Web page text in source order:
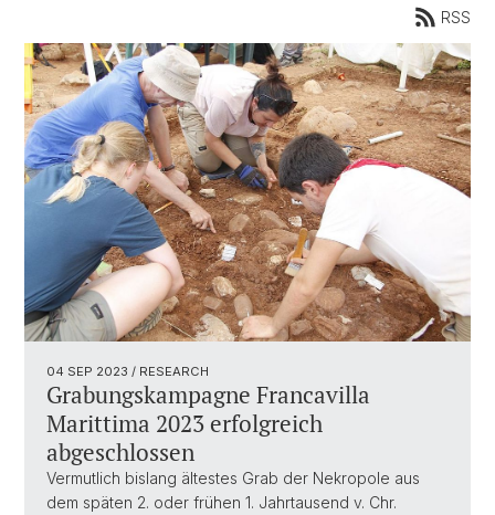
RSS
04 SEP 2023 / RESEARCH
Grabungskampagne Francavilla
Marittima 2023 erfolgreich
abgeschlossen
Vermutlich bislang ältestes Grab der Nekropole aus
dem späten 2. oder frühen 1. Jahrtausend v. Chr.